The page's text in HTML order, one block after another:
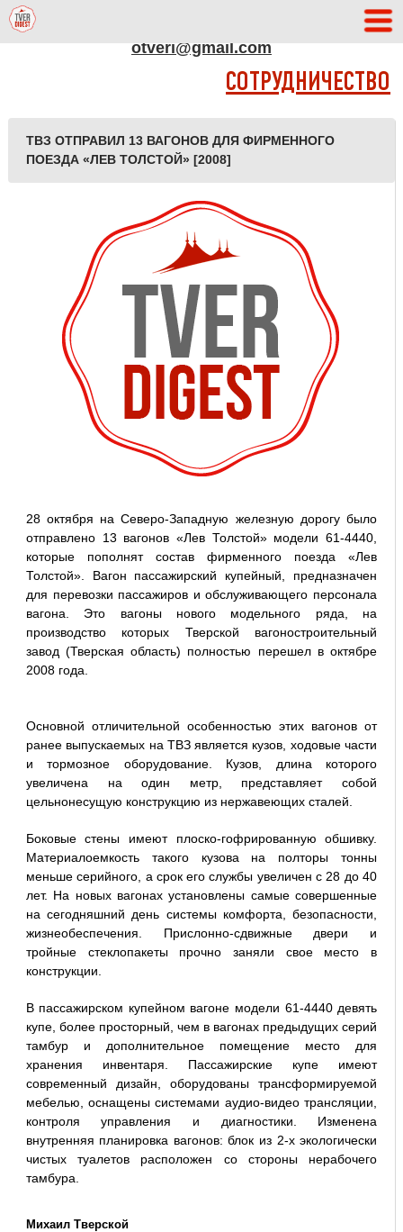
otveri@gmail.com
СОТРУДНИЧЕСТВО
ТВЗ ОТПРАВИЛ 13 ВАГОНОВ ДЛЯ ФИРМЕННОГО
ПОЕЗДА «ЛЕВ ТОЛСТОЙ» [2008]
28 октября на Северо-Западную железную дорогу было
отправлено 13 вагонов «Лев Толстой» модели 61-4440,
которые пополнят состав фирменного поезда «Лев
Толстой». Вагон пассажирский купейный, предназначен
для перевозки пассажиров и обслуживающего персонала
вагона. Это вагоны нового модельного ряда, на
производство которых Тверской вагоностроительный
завод (Тверская область) полностью перешел в октябре
2008 года.
Основной отличительной особенностью этих вагонов от
ранее выпускаемых на ТВЗ является кузов, ходовые части
и тормозное оборудование. Кузов, длина которого
увеличена на один метр, представляет собой
цельнонесущую конструкцию из нержавеющих сталей.
Боковые стены имеют плоско-гофрированную обшивку.
Материалоемкость такого кузова на полторы тонны
меньше серийного, а срок его службы увеличен с 28 до 40
лет. На новых вагонах установлены самые совершенные
на сегодняшний день системы комфорта, безопасности,
жизнеобеспечения. Прислонно-сдвижные двери и
тройные стеклопакеты прочно заняли свое место в
конструкции.
В пассажирском купейном вагоне модели 61-4440 девять
купе, более просторный, чем в вагонах предыдущих серий
тамбур и дополнительное помещение место для
хранения инвентаря. Пассажирские купе имеют
современный дизайн, оборудованы трансформируемой
мебелью, оснащены системами аудио-видео трансляции,
контроля управления и диагностики. Изменена
внутренняя планировка вагонов: блок из 2-х экологически
чистых туалетов расположен со стороны нерабочего
тамбура.
Михаил Тверской